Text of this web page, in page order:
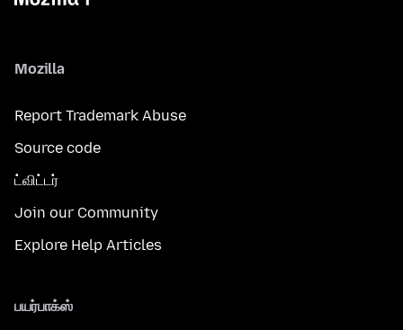
Mozilla
Report Trademark Abuse
Source code
ட்விட்டர்
Join our Community
Explore Help Articles
பயர்பாக்ஸ்